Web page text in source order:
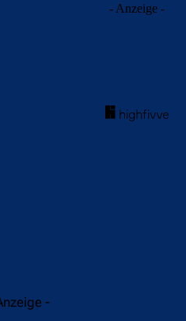
- Anzeige -
-